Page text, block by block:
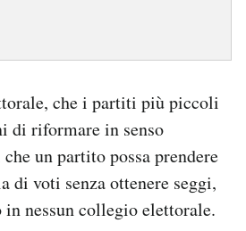
che i partiti più piccoli
di riformare in senso
un partito possa prendere
di voti senza ottenere seggi,
nessun collegio elettorale.